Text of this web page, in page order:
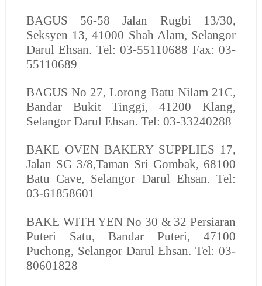
BAGUS 56-58 Jalan Rugbi 13/30,
Seksyen 13, 41000 Shah Alam, Selangor
Darul Ehsan. Tel: 03-55110688 Fax: 03-
55110689
BAGUS No 27, Lorong Batu Nilam 21C,
Bandar Bukit Tinggi, 41200 Klang,
Selangor Darul Ehsan. Tel: 03-33240288
BAKE OVEN BAKERY SUPPLIES 17,
Jalan SG 3/8,Taman Sri Gombak, 68100
Batu Cave, Selangor Darul Ehsan. Tel:
03-61858601
BAKE WITH YEN No 30 & 32 Persiaran
Puteri Satu, Bandar Puteri, 47100
Puchong, Selangor Darul Ehsan. Tel: 03-
80601828